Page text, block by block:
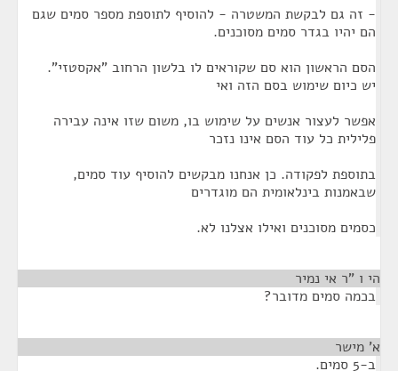
- זה גם לבקשת המשטרה - להוסיף לתוספת מספר סמים שגם
הם יהיו בגדר סמים מסוכנים.
הסם הראשון הוא סם שקוראים לו בלשון הרחוב "אקסטזי".
יש כיום שימוש בסם הזה ואי
אפשר לעצור אנשים על שימוש בו, משום שזו אינה עבירה
פלילית כל עוד הסם אינו נזכר
בתוספת לפקודה. כן אנחנו מבקשים להוסיף עוד סמים,
שבאמנות בינלאומית הם מוגדרים
כסמים מסוכנים ואילו אצלנו לא.
הי ו "ר אי נמיר
בכמה סמים מדובר?
א' מישר
ב-5 סמים.